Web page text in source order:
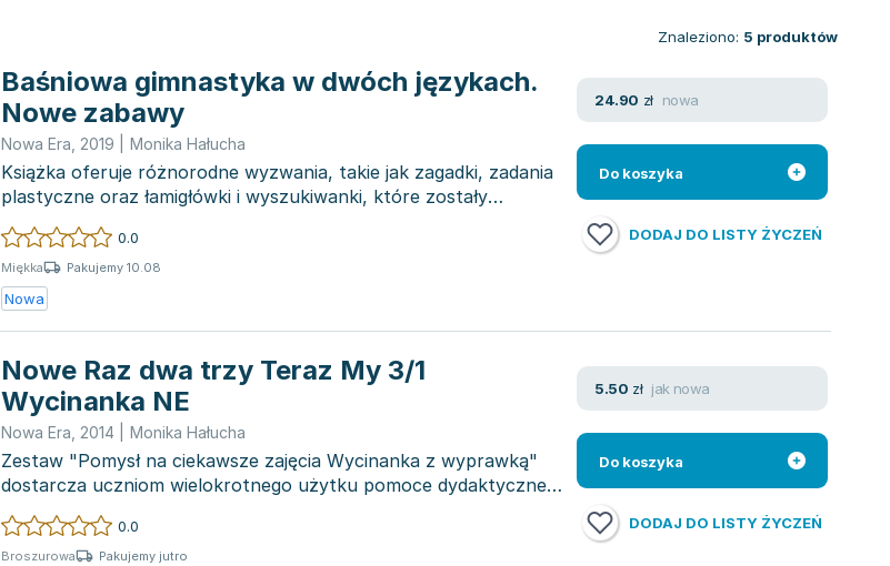
Znaleziono: 5 produktów
Baśniowa gimnastyka w dwóch językach.
Nowe zabawy
Nowa Era 2019 Monika Hałucha
Książka oferuje różnorodne wyzwania, takie jak zagadki, zadania
plastyczne oraz łamigłówki i wyszukiwanki, które zostały
przygotow...
0.0
Miękka Pakujemy 10.08
Nowa
24.90 zł nowa
Do koszyka
DODAJ DO LISTY ŻYCZEŃ
Nowe Raz dwa trzy Teraz My 3/1
Wycinanka NE
Nowa Era 2014 Monika Hałucha
Zestaw "Pomysł na ciekawsze zajęcia Wycinanka z wyprawką"
dostarcza uczniom wielokrotnego użytku pomoce dydaktyczne,
które są niez...
0.0
Broszurowa Pakujemy jutro
5.50 zł jak nowa
Do koszyka
DODAJ DO LISTY ŻYCZEŃ